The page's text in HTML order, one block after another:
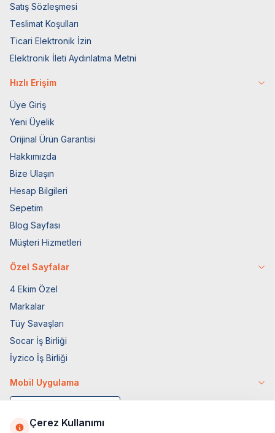
Satış Sözleşmesi
Teslimat Koşulları
Ticari Elektronik İzin
Elektronik İleti Aydınlatma Metni
Hızlı Erişim
Üye Giriş
Yeni Üyelik
Orijinal Ürün Garantisi
Hakkımızda
Bize Ulaşın
Hesap Bilgileri
Sepetim
Blog Sayfası
Müşteri Hizmetleri
Özel Sayfalar
4 Ekim Özel
Markalar
Tüy Savaşları
Socar İş Birliği
İyzico İş Birliği
Mobil Uygulama
Çerez Kullanımı